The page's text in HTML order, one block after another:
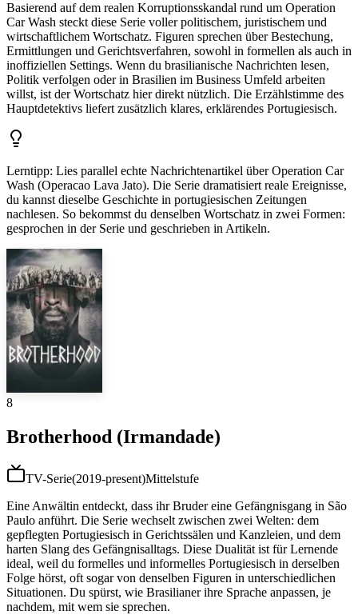
Basierend auf dem realen Korruptionsskandal rund um Operation
Car Wash steckt diese Serie voller politischem, juristischem und
wirtschaftlichem Wortschatz. Figuren sprechen über Bestechung,
Ermittlungen und Gerichtsverfahren, sowohl in formellen als auch in
inoffiziellen Settings. Wenn du brasilianische Nachrichten lesen,
Politik verfolgen oder in Brasilien im Business Umfeld arbeiten
willst, ist der Wortschatz hier direkt nützlich. Die Erzählstimme des
Hauptdetektivs liefert zusätzlich klares, erklärendes Portugiesisch.
Lerntipp: Lies parallel echte Nachrichtenartikel über Operation Car
Wash (Operacao Lava Jato). Die Serie dramatisiert reale Ereignisse,
du kannst dieselbe Geschichte in portugiesischen Zeitungen
nachlesen. So bekommst du denselben Wortschatz in zwei Formen:
gesprochen in der Serie und geschrieben in Artikeln.
8
Brotherhood (Irmandade)
TV-Serie(2019-present)Mittelstufe
Eine Anwältin entdeckt, dass ihr Bruder eine Gefängnisgang in São
Paulo anführt. Die Serie wechselt zwischen zwei Welten: dem
gepflegten Portugiesisch in Gerichtssälen und Kanzleien, und dem
harten Slang des Gefängnisalltags. Diese Dualität ist für Lernende
ideal, weil du formelles und informelles Portugiesisch in derselben
Folge hörst, oft sogar von denselben Figuren in unterschiedlichen
Situationen. Du spürst, wie Brasilianer ihre Sprache anpassen, je
nachdem, mit wem sie sprechen.